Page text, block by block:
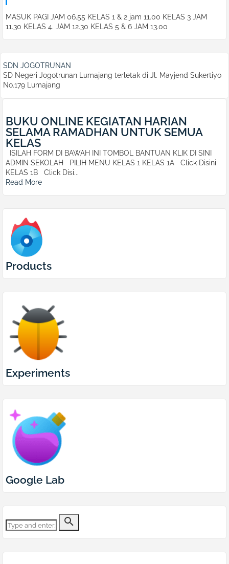
MASUK PAGI JAM 06.55 KELAS 1 & 2 jam 11.00 KELAS 3 JAM
11.30 KELAS 4. JAM 12.30 KELAS 5 & 6 JAM 13.00
SDN JOGOTRUNAN
SD Negeri Jogotrunan Lumajang terletak di Jl. Mayjend Sukertiyo
No.179 Lumajang
BUKU ONLINE KEGIATAN HARIAN
SELAMA RAMADHAN UNTUK SEMUA
KELAS
ISILAH FORM DI BAWAH INI TOMBOL BANTUAN KLIK DI SINI
ADMIN SEKOLAH PILIH MENU KELAS 1 KELAS 1A Click Disini
KELAS 1B Click Disi...
Read More
Products
Experiments
Google Lab